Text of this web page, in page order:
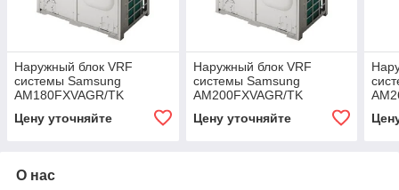
Наружный блок VRF
системы Samsung
AM180FXVAGR/TK
Цену уточняйте
Наружный блок VRF
системы Samsung
AM200FXVAGR/TK
Цену уточняйте
О нас